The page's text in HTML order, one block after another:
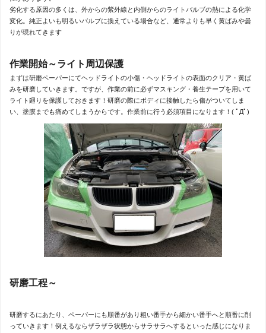
劣化する原因の多くは、外からの紫外線と内側からのライトバルブの熱による化学
変化。純正よいも明るいバルブに換えている場合など、通常よりも早く黄ばみや曇
りが現れてきます
作業開始～ライト周辺保護
まずは研磨ペーパーにてヘッドライトの小傷・ヘッドライトの表面のクリア・黄ば
みを研磨していきます。ですが、作業の前に必ずマスキング・養生テープを用いて
ライト廻りを保護しておきます！研磨の際にボディに接触したら傷がついてしま
い、塗膜までも痛めてしまうからです。作業前に行う必須項目になります！( ﾟДﾟ)
研磨工程～
研磨するにあたり、ペーパーにも順番があり粗い番手から細かい番手へと順番に削
っていきます！例えるならザラザラ状態からサラサラへするといった感じになりま